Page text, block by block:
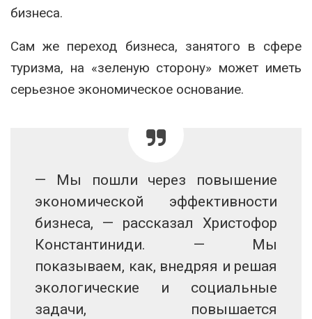
бизнеса.
Сам же переход бизнеса, занятого в сфере
туризма, на «зеленую сторону» может иметь
серьезное экономическое основание.
— Мы пошли через повышение
экономической эффективности
бизнеса, — рассказал Христофор
Константиниди. — Мы
показываем, как, внедряя и решая
экологические и социальные
задачи, повышается